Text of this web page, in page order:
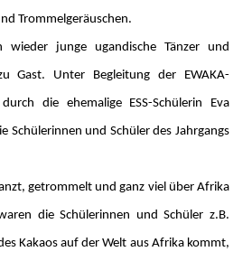
Trommelgeräuschen.
wieder junge ugandische Tänzer und
Gast. Unter Begleitung der EWAKA-
die ehemalige ESS-Schülerin Eva
Schülerinnen und Schüler des Jahrgangs
getrommelt und ganz viel über Afrika
die Schülerinnen und Schüler z.B.
Kakaos auf der Welt aus Afrika kommt,